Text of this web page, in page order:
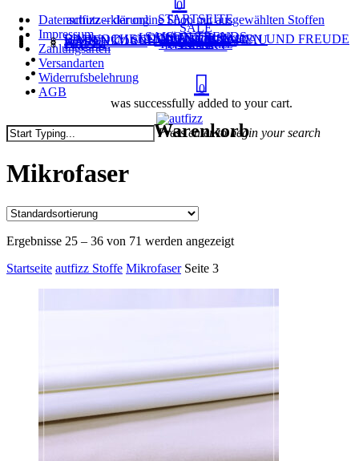
Skip
main
content
Datenschutzerklärung
Impressum
Zahlungsarten
Versandarten
Widerrufsbelehrung
AGB
0Menu
STARTSEITE
autfizz – der online Shop mit ausgewählten Stoffen
SALE
SAISON TRENDS
LOUISA smart luxury
NÄHKURSE
EIN WOCHENENDE NUR NÄHEN UND FREUDE HABEN IM SCHÖNEN CHIEMGAU
MEIN KONTO
WARENKORB
KASSE BLOG
TEAM autfizz
PRESSE
KONTAKT
account
0
was successfully added to your cart.
Warenkorb
Press enter to begin your search
Search
Mikrofaser
Ergebnisse 25 – 36 von 71 werden angezeigt
Startseite autfizz Stoffe Mikrofaser Seite 3